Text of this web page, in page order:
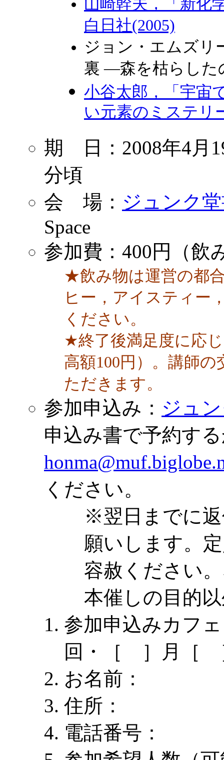
山崎幹夫，「新化
白日社(2005)
ジョン・エムズリ
裏 ―森を枯らした
小谷太郎，「宇宙
い元素のミステリ
期 日：2008年4月
分頃
会 場： ジュンク
Space
参加費：400円（飲
★飲み物は運営の都
ヒー，アイスティー
ください。
★終了後満足度に応
高額100円）。講師
ただきます。
参加申込み： ジュ
申込み書で予約す
ください。
※翌日までに
願いします。
容赦ください
本催しの目的
参加申込みカフ
回・［ ］月［
お名前：
住所：
電話番号：